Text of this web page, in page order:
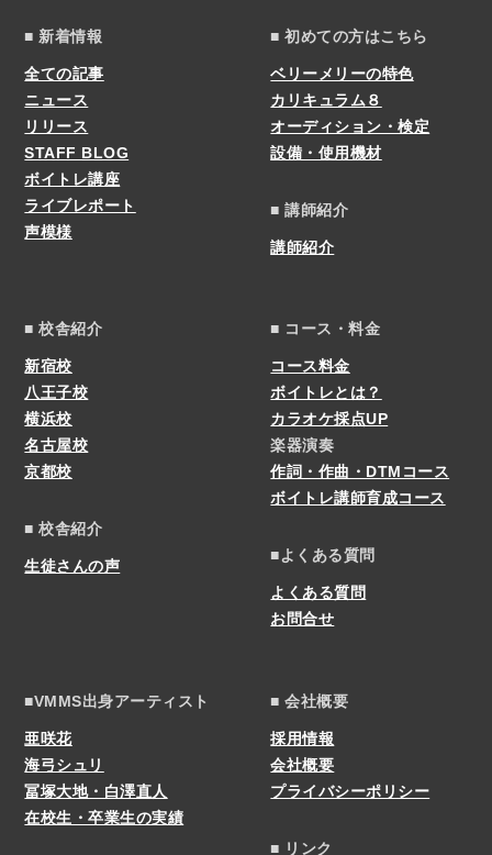
■ 新着情報
全ての記事
ニュース
リリース
STAFF BLOG
ボイトレ講座
ライブレポート
声模様
■ 初めての方はこちら
ベリーメリーの特色
カリキュラム８
オーディション・検定
設備・使用機材
■ 講師紹介
講師紹介
■ 校舎紹介
新宿校
八王子校
横浜校
名古屋校
京都校
■ 校舎紹介
生徒さんの声
■ コース・料金
コース料金
ボイトレとは？
カラオケ採点UP
楽器演奏
作詞・作曲・DTMコース
ボイトレ講師育成コース
■よくある質問
よくある質問
お問合せ
■VMMS出身アーティスト
亜咲花
海弓シュリ
冨塚大地・白澤直人
在校生・卒業生の実績
■ 会社概要
採用情報
会社概要
プライバシーポリシー
■ リンク